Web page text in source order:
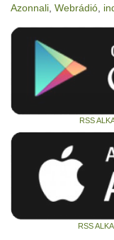
Azonnali Webrádió
RSS
RSS